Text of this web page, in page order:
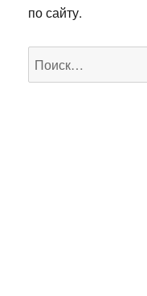
по сайту.
Искать: